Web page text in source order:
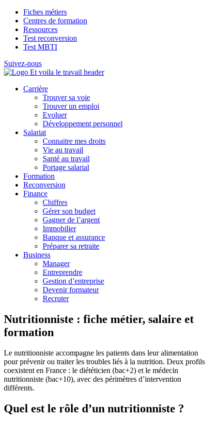
Fiches métiers
Centres de formation
Ressources
Test reconversion
Test MBTI
Suivez-nous
Carrière
Trouver sa voie
Trouver un emploi
Evoluer
Développement personnel
Salariat
Connaitre mes droits
Vie au travail
Santé au travail
Portage salarial
Formation
Reconversion
Finance
Chiffres
Gérer son budget
Gagner de l’argent
Immobilier
Banque et assurance
Préparer sa retraite
Business
Manager
Entreprendre
Gestion d’entreprise
Devenir formateur
Recruter
Nutritionniste : fiche métier, salaire et
formation
Le nutritionniste accompagne les patients dans leur alimentation
pour prévenir ou traiter les troubles liés à la nutrition. Deux profils
coexistent en France : le diététicien (bac+2) et le médecin
nutritionniste (bac+10), avec des périmètres d’intervention
différents.
Quel est le rôle d’un nutritionniste ?